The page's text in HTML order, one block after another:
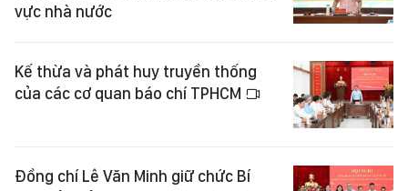
vực nhà nước
Kế thừa và phát huy truyền thống
của các cơ quan báo chí TPHCM
Đồng chí Lê Văn Minh giữ chức Bí